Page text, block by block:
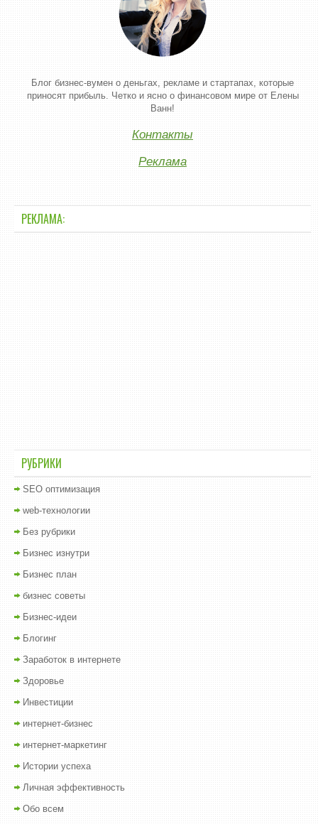
Блог бизнес-вумен о деньгах, рекламе и стартапах, которые
приносят прибыль. Четко и ясно о финансовом мире от Елены
Ванн!
Контакты
Реклама
РЕКЛАМА:
РУБРИКИ
SEO оптимизация
web-технологии
Без рубрики
Бизнес изнутри
Бизнес план
бизнес советы
Бизнес-идеи
Блогинг
Заработок в интернете
Здоровье
Инвестиции
интернет-бизнес
интернет-маркетинг
Истории успеха
Личная эффективность
Обо всем